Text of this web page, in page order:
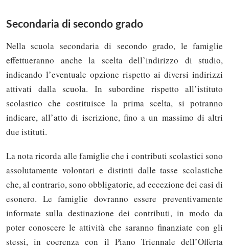
Secondaria di secondo grado
Nella scuola secondaria di secondo grado, le famiglie
effettueranno anche la scelta dell’indirizzo di studio,
indicando l’eventuale opzione rispetto ai diversi indirizzi
attivati dalla scuola. In subordine rispetto all’istituto
scolastico che costituisce la prima scelta, si potranno
indicare, all’atto di iscrizione, fino a un massimo di altri
due istituti.
La nota ricorda alle famiglie che i contributi scolastici sono
assolutamente volontari e distinti dalle tasse scolastiche
che, al contrario, sono obbligatorie, ad eccezione dei casi di
esonero. Le famiglie dovranno essere preventivamente
informate sulla destinazione dei contributi, in modo da
poter conoscere le attività che saranno finanziate con gli
stessi, in coerenza con il Piano Triennale dell’Offerta